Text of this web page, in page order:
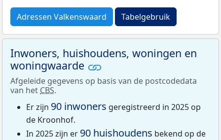
Adressen Valkenswaard Tabelgebruik
Inwoners, huishoudens, woningen en
woningwaarde
Afgeleide gegevens op basis van de postcodedata
van het CBS.
Er zijn 90 inwoners geregistreerd in 2025 op
de Kroonhof.
In 2025 zijn er 90 huishoudens bekend op de